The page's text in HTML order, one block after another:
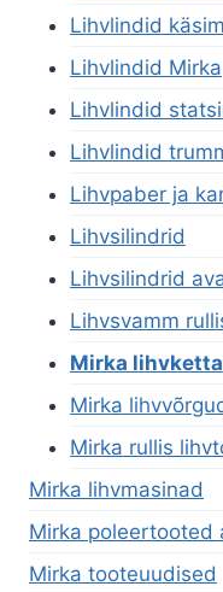
Lihvlindid
Lihvlindid Mirka
Lihvlindid
Lihvlindid
Lihvpaber ja
Lihvsilindrid
Lihvsilindrid
Lihvsvamm
Mirka
Mirka
Mirka rullis
Mirka lihvmasinad
Mirka poleertooted
Mirka tooteuudised